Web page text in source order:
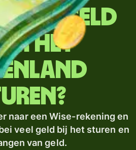
geld
het
naar een Wise-rekening en
veel geld bij het sturen en
van geld.